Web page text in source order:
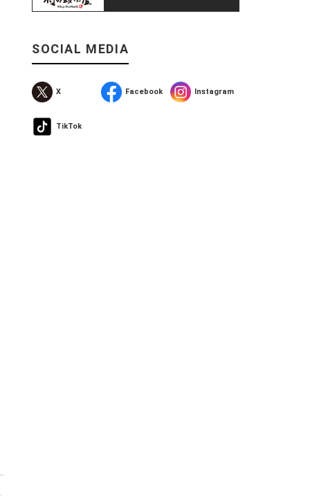
SOCIAL MEDIA
X Facebook Instagram
TikTok